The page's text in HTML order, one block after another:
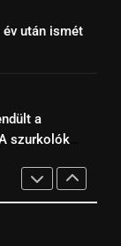
ma este –
TV élőben
élőben
év után ismét
a
szurkolók
is!
hogy ne
dolgozol